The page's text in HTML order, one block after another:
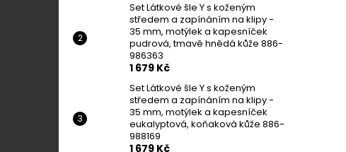
Set Látkové šle Y s koženým
středem a zapínáním na klipy -
35 mm, motýlek a kapesníček
pudrová, tmavě hnědá kůže 886-
986363
1 679 Kč
Set Látkové šle Y s koženým
středem a zapínáním na klipy -
35 mm, motýlek a kapesníček
eukalyptová, koňaková kůže 886-
988169
1 679 Kč